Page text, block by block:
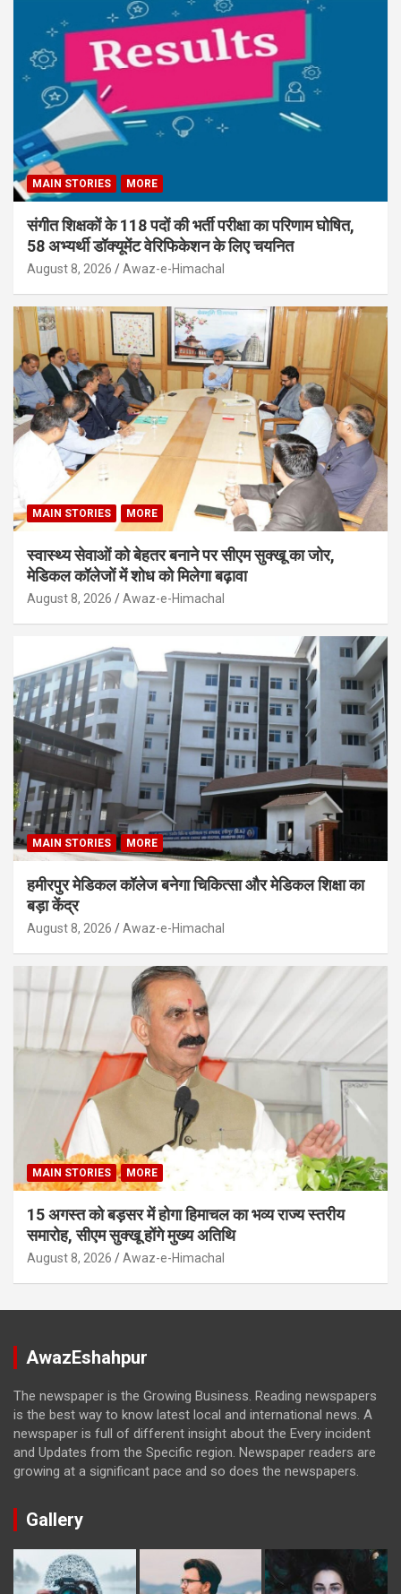
MAIN STORIES MORE
संगीत शिक्षकों के 118 पदों की भर्ती परीक्षा का परिणाम घोषित,
58 अभ्यर्थी डॉक्यूमेंट वेरिफिकेशन के लिए चयनित
August 8, 2026 Awaz-e-Himachal
MAIN STORIES MORE
स्वास्थ्य सेवाओं को बेहतर बनाने पर सीएम सुक्खू का जोर,
मेडिकल कॉलेजों में शोध को मिलेगा बढ़ावा
August 8, 2026 Awaz-e-Himachal
MAIN STORIES MORE
हमीरपुर मेडिकल कॉलेज बनेगा चिकित्सा और मेडिकल शिक्षा का
बड़ा केंद्र
August 8, 2026 Awaz-e-Himachal
MAIN STORIES MORE
15 अगस्त को बड़सर में होगा हिमाचल का भव्य राज्य स्तरीय
समारोह, सीएम सुक्खू होंगे मुख्य अतिथि
August 8, 2026 Awaz-e-Himachal
AwazEshahpur
The newspaper is the Growing Business. Reading newspapers
is the best way to know latest local and international news. A
newspaper is full of different insight about the Every incident
and Updates from the Specific region. Newspaper readers are
growing at a significant pace and so does the newspapers.
Gallery